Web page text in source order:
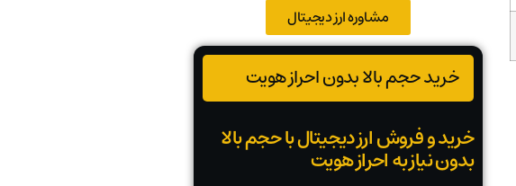
مشاوره ارز دیجیتال
خرید حجم بالا بدون احراز هویت
خرید و فروش ارز دیجیتال با حجم بالا
بدون نیاز به احراز هویت